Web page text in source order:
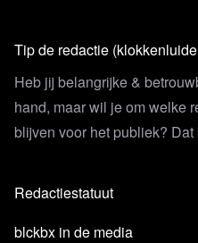
Tip de redactie
Heb jij belangrijke &
hand, maar wil je om welke
blijven voor het publiek? Dat
Redactiestatuut
blckbx in de media